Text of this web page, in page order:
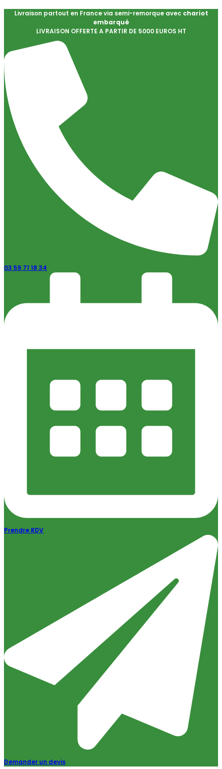
Livraison partout en France via semi-remorque avec chariot
embarqué
LIVRAISON OFFERTE A PARTIR DE 5000 EUROS HT
03 59 71 18 34
Prendre RDV
Demander un devis